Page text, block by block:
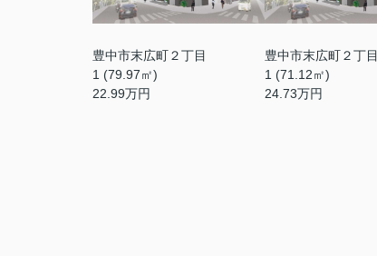
豊中市末広町２丁目
1 (79.97㎡)
22.99万円
豊中市末広町２丁目
1 (71.12㎡)
24.73万円